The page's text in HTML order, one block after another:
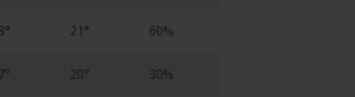
21° 60%
20° 30%